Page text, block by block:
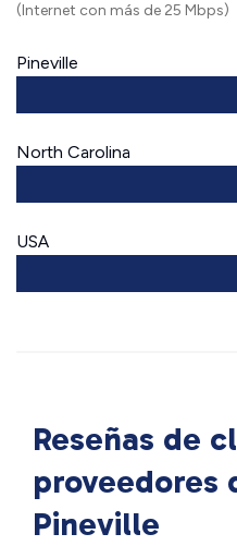
(Internet con más de 25 Mbps)
Pineville
North Carolina
USA
Reseñas de
proveedores
Pineville